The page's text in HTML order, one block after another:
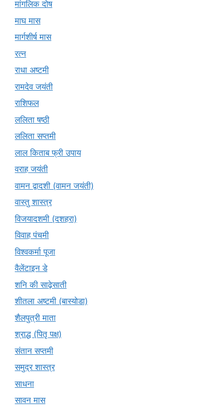
मांगलिक दोष
माघ मास
मार्गशीर्ष मास
रत्न
राधा अष्टमी
रामदेव जयंती
राशिफल
ललिता षष्ठी
ललिता सप्तमी
लाल किताब फ्री उपाय
वराह जयंती
वामन द्वादशी (वामन जयंती)
वास्तु शास्त्र
विजयादशमी (दशहरा)
विवाह पंचमी
विश्वकर्मा पूजा
वैलेंटाइन डे
शनि की साढ़ेसाती
शीतला अष्टमी (बास्योडा)
शैलपुत्री माता
श्राद्ध (पितृ पक्ष)
संतान सप्तमी
समुद्र शास्त्र
साधना
सावन मास